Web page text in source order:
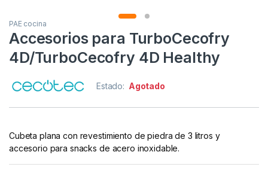
PAE cocina
Accesorios para TurboCecofry
4D/TurboCecofry 4D Healthy
Estado: Agotado
Cubeta plana con revestimiento de piedra de 3 litros y
accesorio para snacks de acero inoxidable.